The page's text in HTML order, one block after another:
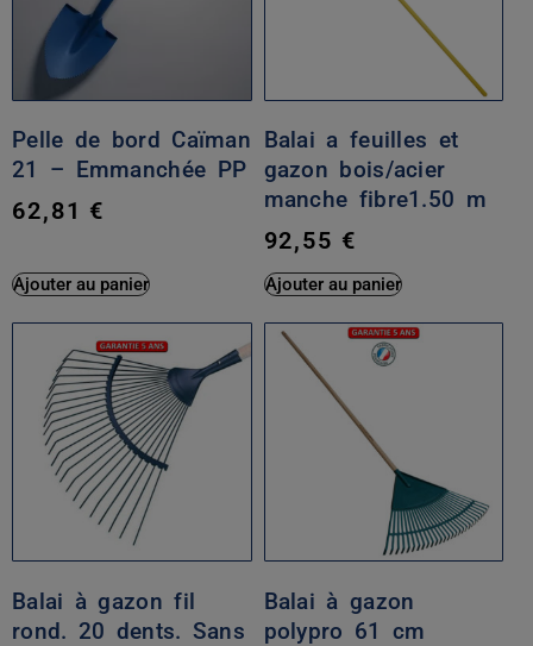
Pelle de bord Caïman
21 – Emmanchée PP
62,81 €
Ajouter au panier
Balai a feuilles et
gazon bois/acier
manche fibre1.50 m
92,55 €
Ajouter au panier
Balai à gazon fil
rond. 20 dents. Sans
Balai à gazon
polypro 61 cm